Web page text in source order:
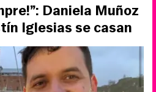
Daniela Muñoz
Iglesias se casan